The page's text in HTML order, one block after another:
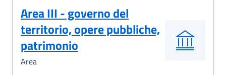
Area III - governo del
territorio, opere pubbliche,
patrimonio
Area